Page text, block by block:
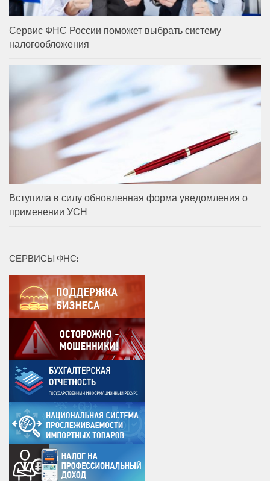
Сервис ФНС России поможет выбрать систему
налогообложения
Вступила в силу обновленная форма уведомления о
применении УСН
СЕРВИСЫ ФНС: